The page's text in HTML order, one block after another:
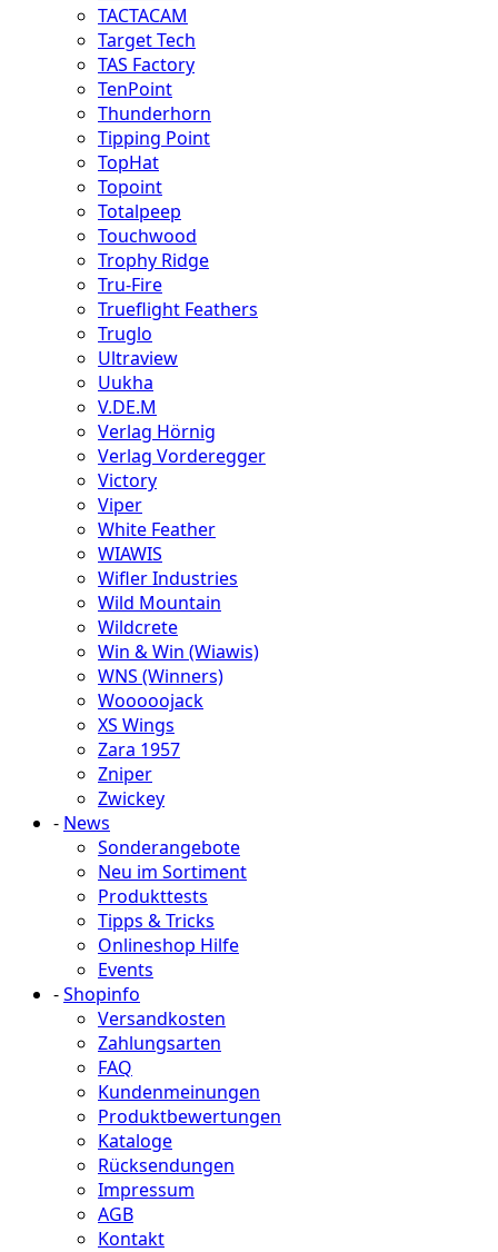
TACTACAM
Target Tech
TAS Factory
TenPoint
Thunderhorn
Tipping Point
TopHat
Topoint
Totalpeep
Touchwood
Trophy Ridge
Tru-Fire
Trueflight Feathers
Truglo
Ultraview
Uukha
V.DE.M
Verlag Hörnig
Verlag Vorderegger
Victory
Viper
White Feather
WIAWIS
Wifler Industries
Wild Mountain
Wildcrete
Win & Win (Wiawis)
WNS (Winners)
Wooooojack
XS Wings
Zara 1957
Zniper
Zwickey
- News
Sonderangebote
Neu im Sortiment
Produkttests
Tipps & Tricks
Onlineshop Hilfe
Events
-Shopinfo
Versandkosten
Zahlungsarten
FAQ
Kundenmeinungen
Produktbewertungen
Kataloge
Rücksendungen
Impressum
AGB
Kontakt